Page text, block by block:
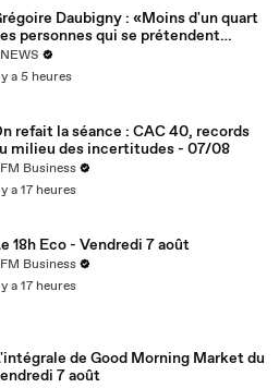
Daubigny : «Moins d'un quart
personnes qui se prétendent
le seraient»
a 5 heures
refait la séance : CAC 40, records
milieu des incertitudes - 07/08
Business
a 17 heures
18h Eco - Vendredi 7 août
Business
a 17 heures
de Good Morning Market du
7 août